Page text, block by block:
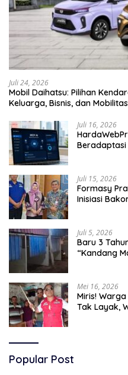
Juli 24, 2026
Mobil Daihatsu: Pilihan
Keluarga, Bisnis, dan
Juli 16, 2026
Beradaptasi
Juli 15, 2026
Formasy
Inisiasi
Juli 5, 2026
Baru 3
“Kandang
Mei 16, 2026
Miris!
Tak Layak,
Popular Post